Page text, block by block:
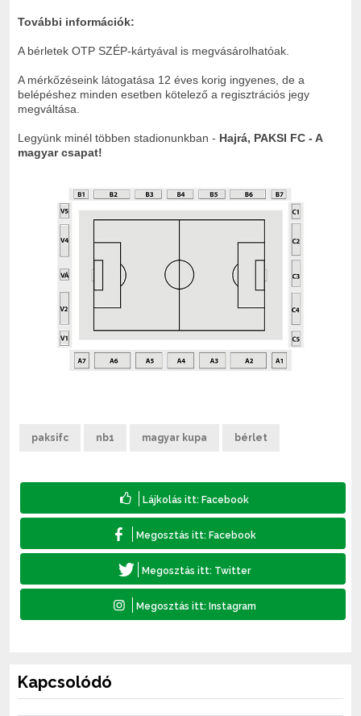
További információk:
A bérletek OTP SZÉP-kártyával is megvásárolhatóak.
A mérkőzéseink látogatása 12 éves korig ingyenes, de a
belépéshez minden esetben kötelező a regisztrációs jegy
megváltása.
Legyünk minél többen stadionunkban - Hajrá, PAKSI FC - A
magyar csapat!
paksifc nb1 magyar kupa bérlet
Kapcsolódó